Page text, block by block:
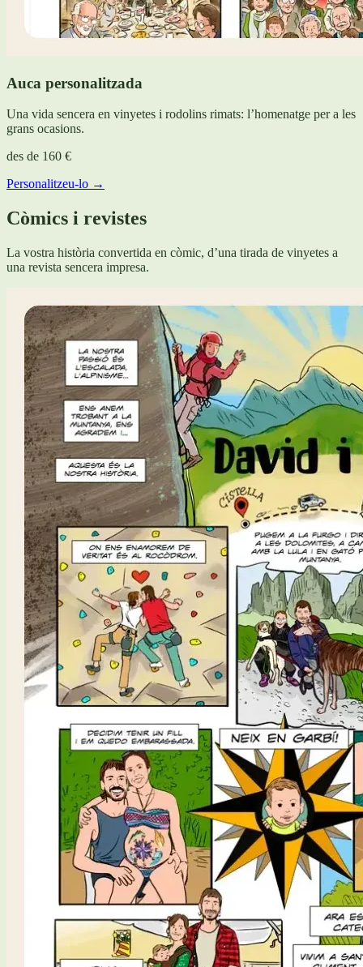
Auca personalitzada
Una vida sencera en vinyetes i rodolins rimats: l’homenatge per a les
grans ocasions.
des de 160 €
Personalitzeu-lo →
Còmics i revistes
La vostra història convertida en còmic, d’una tirada de vinyetes a
una revista sencera impresa.